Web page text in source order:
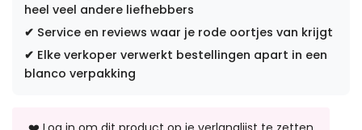
heel veel andere liefhebbers
✔ Service en reviews waar je rode oortjes van krijgt
✔ Elke verkoper verwerkt bestellingen apart in een
blanco verpakking